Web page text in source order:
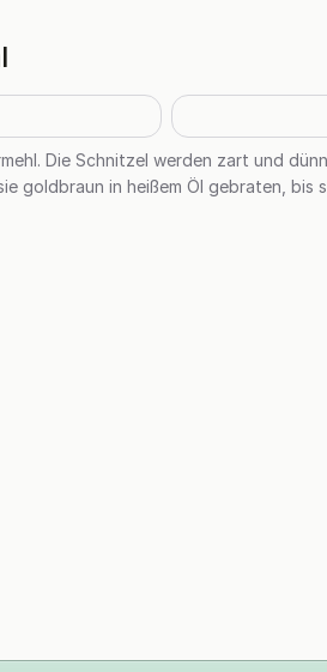
Die Schnitzel werden zart und
goldbraun in heißem Öl gebraten,